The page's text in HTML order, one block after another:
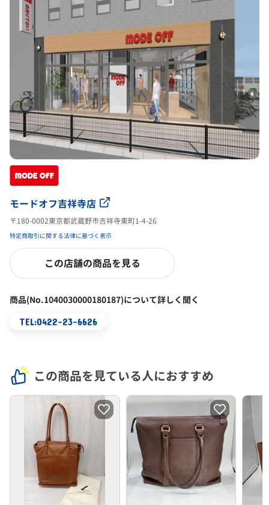
モードオフ吉祥寺店
〒180-0002東京都武蔵野市吉祥寺東町1-4-26
特定商取引に関する法律に基づく表示
この店舗の商品を見る
商品(No.1040030000180187)について詳しく聞く
TEL:0422-23-6626
この商品を見ている人におすすめ